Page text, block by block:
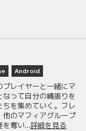
Android
レイヤーと一緒にマ
って自分の縄張りを
を集めていく。フレ
他のマフィアグループ
を奪い...詳細を見る